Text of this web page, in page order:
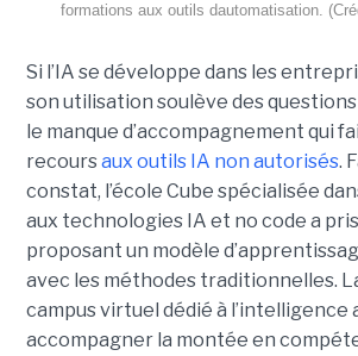
formations aux outils dautomatisation.
Si l’IA se développe dans les
son utilisation soulève des
le manque d’accompagnement qui
recoursaux outils IA non autorisés.
constat, l’école Cube spécialisée
aux technologies IA et no code a
proposant un modèle
avec les méthodes traditionnelles.
campus virtuel dédié à l’intelligence
accompagner la montée en